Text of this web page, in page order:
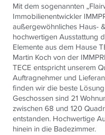
Mit dem sogenannten
Immobilienentwickler
außergewöhnliches Haus-
hochwertigen Ausstattung
Elemente aus dem Hause
Martin Koch von der
TECE entspricht unserem
Auftragnehmer und
finden wir die beste
Geschossen sind 21
zwischen 68 und 120
entstanden. Hochwertige
hinein in die Badezimmer.